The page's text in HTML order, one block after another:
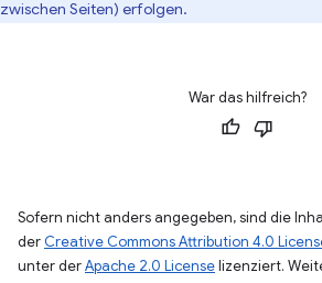
zwischen Seiten) erfolgen.
War das hilfreich?
Sofern nicht anders angegeben, sind die
der Creative Commons Attribution 4.0
unter derApache 2.0 Licenselizenziert.